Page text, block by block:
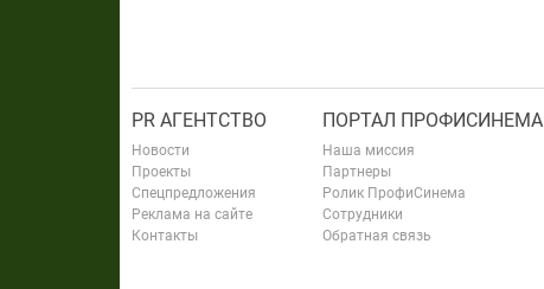
PR АГЕНТСТВО
Новости
Проекты
Спецпредложения
Реклама на сайте
Контакты
ПОРТАЛ ПРОФИСИНЕМА
Наша миссия
Партнеры
Ролик ПрофиСинема
Сотрудники
Обратная связь